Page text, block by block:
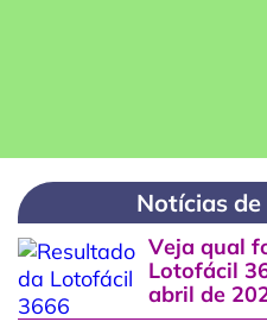
Notícias
Veja qual
Lotofácil
abril de